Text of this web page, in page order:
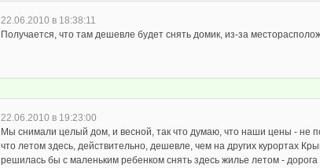
22.06.2010 в 18:38:11
Получается, что там дешевле будет снять домик, из-за
22.06.2010 в 19:23:00
Мы снимали целый дом, и весной, так что думаю, что наши цены - не
что летом здесь, действительно, дешевле, чем на других курортах
решилась бы с маленьким ребенком снять здесь жилье летом -